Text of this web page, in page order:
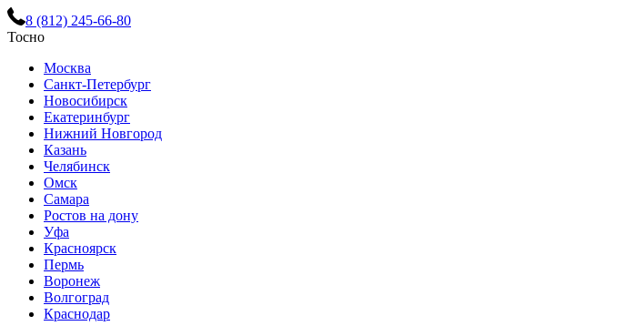
8 (812) 245-66-80
Тосно
Москва
Санкт-Петербург
Новосибирск
Екатеринбург
Нижний Новгород
Казань
Челябинск
Омск
Самара
Ростов на дону
Уфа
Красноярск
Пермь
Воронеж
Волгоград
Краснодар